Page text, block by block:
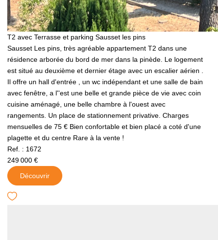
T2 avec Terrasse et parking Sausset les pins
Sausset Les pins, très agréable appartement T2 dans une
résidence arborée du bord de mer dans la pinède. Le logement
est situé au deuxième et dernier étage avec un escalier aérien .
Il offre un hall d'entrée , un wc indépendant et une salle de bain
avec fenêtre, a l''est une belle et grande pièce de vie avec coin
cuisine aménagé, une belle chambre à l'ouest avec
rangements. Un place de stationnement privative. Charges
mensuelles de 75 € Bien confortable et bien placé a coté d'une
plagette et du centre Rare à la vente !
Ref. : 1672
249 000 €
Découvrir